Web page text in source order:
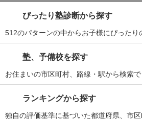
ぴったり塾診断から探す
512のパターンの中からお子様にぴったり
塾、予備校を探す
お住まいの市区町村、路線・駅から検索で
ランキングから探す
独自の評価基準に基づいた都道府県、市区